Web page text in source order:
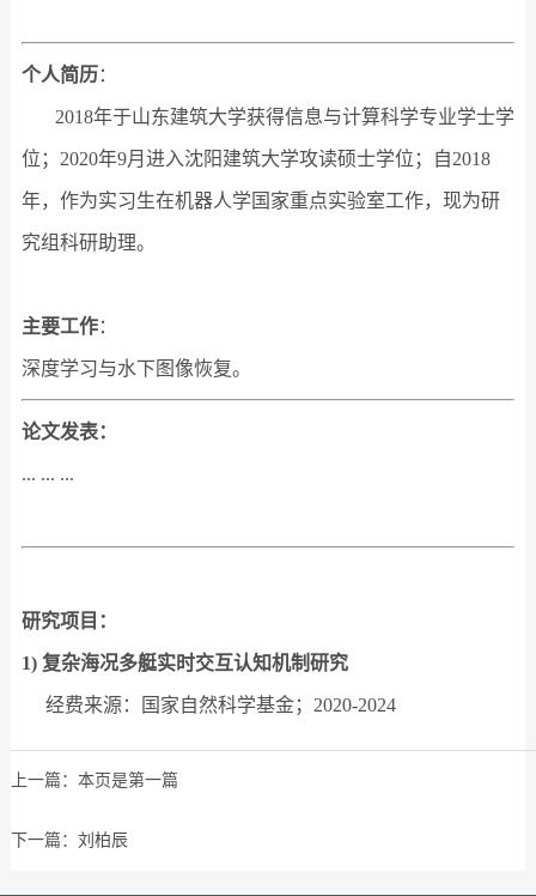
个人简历 ：
2018年于山东建筑大学获得信息与计算科学专业学士学
位；2020年9月进入沈阳建筑大学攻读硕士学位；自2018
年，作为实习生在机器人学国家重点实验室工作，现为研
究组科研助理。
主要工作：
深度学习与水下图像恢复。
论文发表：
... ... ...
研究项目：
1) 复杂海况多艇实时交互认知机制研究
经费来源：国家自然科学基金；2020-2024
上一篇：本页是第一篇
下一篇： 刘柏辰